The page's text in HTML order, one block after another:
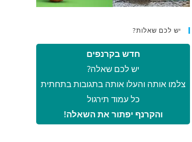
יש לכם שאלות?
חדש בקרנפים
יש לכם שאלה?
צלמו אותה והעלו אותה בתגובות בתחתית
כל עמוד תירגול
והקרנף יפתור את השאלה!